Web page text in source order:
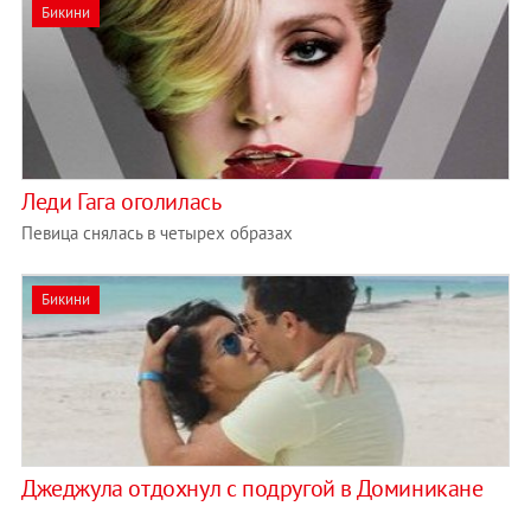
Бикини
Леди Гага оголилась
Певица снялась в четырех образах
Бикини
Джеджула отдохнул с подругой в Доминикане